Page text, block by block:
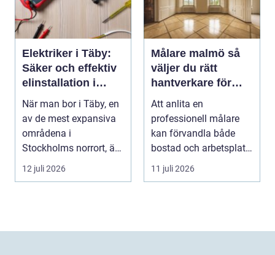
Elektriker i Täby:
Säker och effektiv
elinstallation i
norrort
När man bor i Täby, en
av de mest expansiva
områdena i
Stockholms norrort, är
b...
12 juli 2026
Målare malmö så
väljer du rätt
hantverkare för
hem och företag
Att anlita en
professionell målare
kan förvandla både
bostad och arbetsplats
på kort tid. Färger, yt...
11 juli 2026